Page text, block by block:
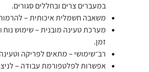
במעברים צרים ובחללים סגורים.
משאבה חשמלית איכותית – להרמות
מערכת טעינה מובנית – שימוש נוח
זמן.
רב־שימושי – מתאים לפריקה וטעינה
אפשרות לפלטפורמת עבודה –